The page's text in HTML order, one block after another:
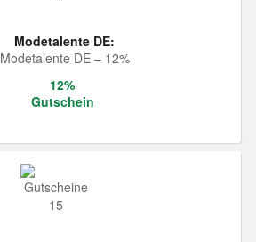
Modetalente DE:
Modetalente DE – 12%
12%
Gutschein